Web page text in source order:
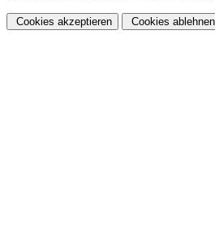
Cookies akzeptieren Cookies ablehnen